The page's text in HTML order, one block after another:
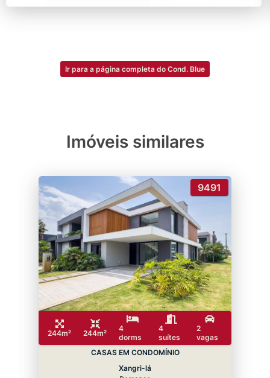
Ir para a página completa do Cond. Blue
Imóveis similares
9491
244m² 244m²
4
dorms
4
suítes
2
vagas
CASAS EM CONDOMÍNIO
Xangri-lá